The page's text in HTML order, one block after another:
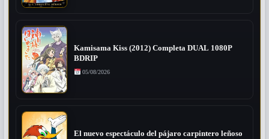
Kamisama Kiss (2012) Completa DUAL 1080P
BDRIP
05/08/2026
El nuevo espectáculo del pájaro carpintero leñoso